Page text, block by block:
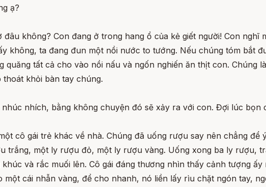
ạ?
không? Con đang ở trong hang ổ của kẻ giết người! Con nghĩ
không, ta đang đun một nồi nước to tướng. Nếu chúng tóm bắt
tất cả cho vào nồi nấu và ngốn nghiến ăn thịt con. Chúng
khỏi bàn tay chúng.
nhích, bằng không chuyện đó sẽ xảy ra với con. Đợi lúc bọn
cô gái trẻ khác về nhà. Chúng đã uống rượu say nên chẳng để
trắng, một ly rượu đỏ, một ly rượu vàng. Uống xong ba ly rượu,
và rắc muối lên. Cô gái đáng thương nhìn thấy cảnh tượng
cái nhẫn vàng, để cho nhanh, nó liền lấy rìu chặt ngón tay,